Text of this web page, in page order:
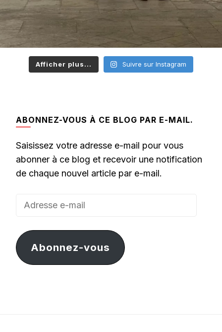
Afficher plus... Suivre sur Instagram
ABONNEZ-VOUS À CE BLOG PAR E-MAIL.
Saisissez votre adresse e-mail pour vous
abonner à ce blog et recevoir une notification
de chaque nouvel article par e-mail.
Adresse
mail
Abonnez-vous